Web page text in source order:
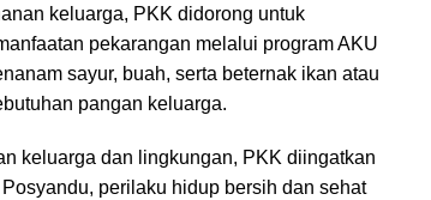
keluarga, PKK didorong untuk
pekarangan melalui program AKU
sayur, buah, serta beternak ikan atau
pangan keluarga.
keluarga dan lingkungan, PKK diingatkan
perilaku hidup bersih dan sehat